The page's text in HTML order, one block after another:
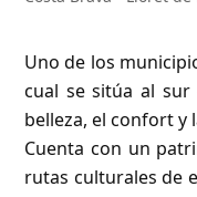
Uno de los
cual se sitúa al sur
belleza, el confort y
Cuenta con un
rutas culturales de